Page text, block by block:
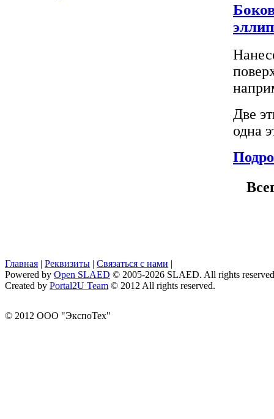
Две
одна
Главная | Реквизиты | Связаться с нами |
Powered by Open SLAED © 2005-2026 SLAED. All rights
Created by Portal2U Team © 2012 All rights reserved.
© 2012 ООО "ЭкспоТех"